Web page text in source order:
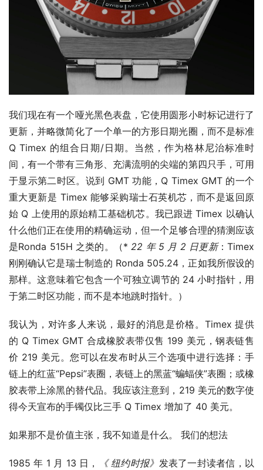
我们现在有一个哑光黑色表盘，它使用圆形小时标记进行了
更新，并略微简化了一个单一的方形日期光圈，而不是标准
Q Timex 的组合日期/日期。当然，作为格林尼治标准时
间，有一个带有三角形、充满流明的尖端的第四只手，可用
于显示第二时区。说到 GMT 功能，Q Timex GMT 的一个
重大更新是 Timex 能够采购瑞士石英机芯，而不是返回原
始 Q 上使用的原始精工基础机芯。我已跟进 Timex 以确认
什么他们正在使用的精确运动，但一个足够合理的猜测应该
是Ronda 515H 之类的。（* 22 年 5 月 2 日更新：Timex
刚刚确认它是瑞士制造的 Ronda 505.24，正如我所假设的
那样。这意味着它包含一个可独立调节的 24 小时指针，用
于第二时区功能，而不是本地跳时指针。）
我认为，对许多人来说，最好的消息是价格。Timex 提供
的 Q Timex GMT 合成橡胶表带仅售 199 美元，钢表链售
价 219 美元。您可以在发布时从三个选项中进行选择：手
链上的红蓝“Pepsi”表圈，表链上的黑蓝“蝙蝠侠”表圈；或橡
胶表带上涂黑的替代品。我应该注意到，219 美元的数字使
得今天宣布的手镯仅比三手 Q Timex 增加了 40 美元。
如果那不是价值主张，我不知道是什么。 我们的想法
1985 年 1 月 13 日， 《 纽约时报》 发表了一封读者信，以